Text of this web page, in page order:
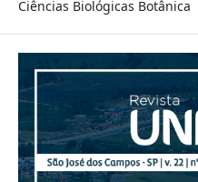
Ciências Biológicas Botânica